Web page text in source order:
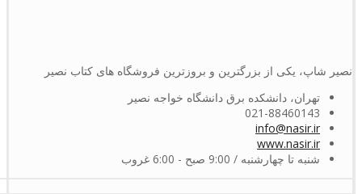
نصیر شاپ، یکی از بزرگترین و بروزترین فروشگاه های کتاب نصیر
تهران، دانشکده برق دانشگاه خواجه نصیر
021-88460143
info@nasir.ir
www.nasir.ir
شنبه تا چهارشنبه / 9:00 صبح - 6:00 غروب